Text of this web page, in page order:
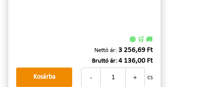
🟢 🛒 🚚
Nettó ár: 3 256,69 Ft
Bruttó ár: 4 136,00 Ft
- + cs
Kosárba